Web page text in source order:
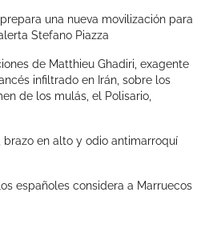
una nueva movilización para
Stefano Piazza
de Matthieu Ghadiri, exagente
infiltrado en Irán, sobre los
de los mulás, el Polisario,
brazo en alto y odio antimarroquí
españoles considera a Marruecos